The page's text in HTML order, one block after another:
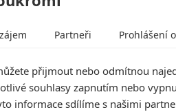
divákům předat. Film je
před několika lety oba obvinili
která Jacksona po
nenabízí přehled důkazů, které
Partneři Prohlášení
přijmout nebo odmítnou
souhlasy zapnutím nebo
informace sdílíme s našimi